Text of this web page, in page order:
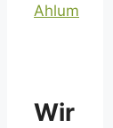
Ahlum
Wir